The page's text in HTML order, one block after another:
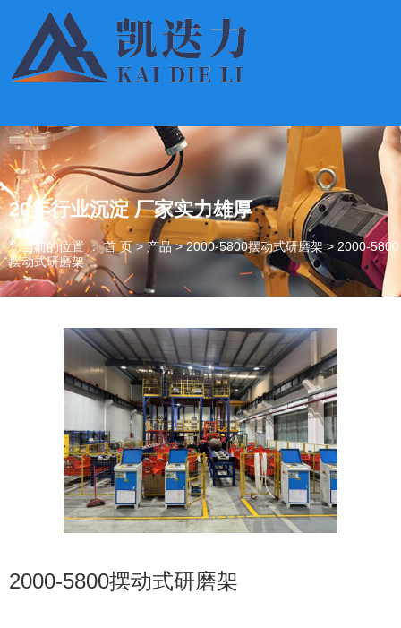
20年行业沉淀 厂家实力雄厚
您当前的位置 ： 首 页>产品 >2000-5800摆动式研磨架 > 2000-5800
摆动式研磨架
2000-5800摆动式研磨架